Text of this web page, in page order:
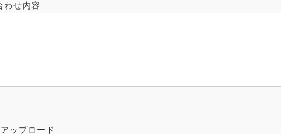
わせ内容
ップロード